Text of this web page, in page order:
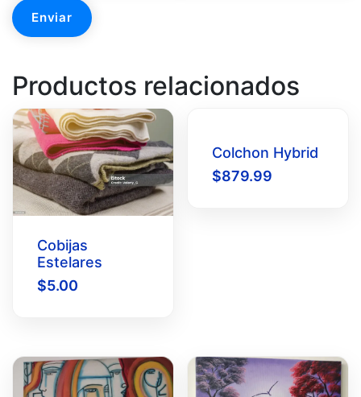
Productos relacionados
Cobijas
Estelares
$5.00
Colchon Hybrid
$879.99